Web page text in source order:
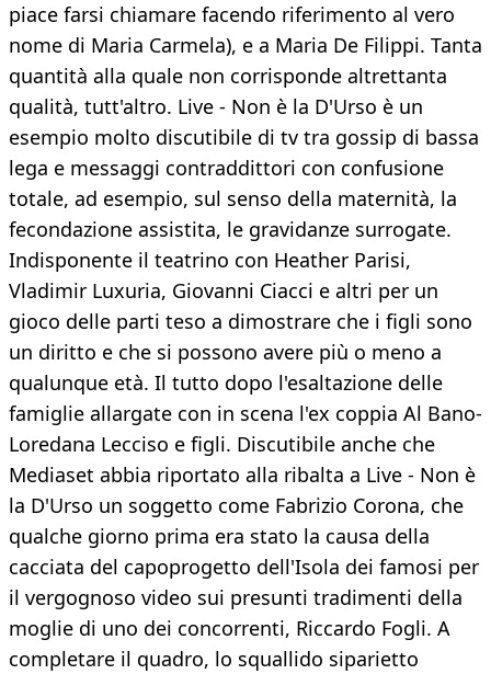
piace farsi chiamare facendo riferimento al vero
nome di Maria Carmela), e a Maria De Filippi. Tanta
quantità alla quale non corrisponde altrettanta
qualità, tutt'altro. Live - Non è la D'Urso è un
esempio molto discutibile di tv tra gossip di bassa
lega e messaggi contraddittori con confusione
totale, ad esempio, sul senso della maternità, la
fecondazione assistita, le gravidanze surrogate.
Indisponente il teatrino con Heather Parisi,
Vladimir Luxuria, Giovanni Ciacci e altri per un
gioco delle parti teso a dimostrare che i figli sono
un diritto e che si possono avere più o meno a
qualunque età. Il tutto dopo l'esaltazione delle
famiglie allargate con in scena l'ex coppia Al Bano-
Loredana Lecciso e figli. Discutibile anche che
Mediaset abbia riportato alla ribalta a Live - Non è
la D'Urso un soggetto come Fabrizio Corona, che
qualche giorno prima era stato la causa della
cacciata del capoprogetto dell'Isola dei famosi per
il vergognoso video sui presunti tradimenti della
moglie di uno dei concorrenti, Riccardo Fogli. A
completare il quadro, lo squallido siparietto